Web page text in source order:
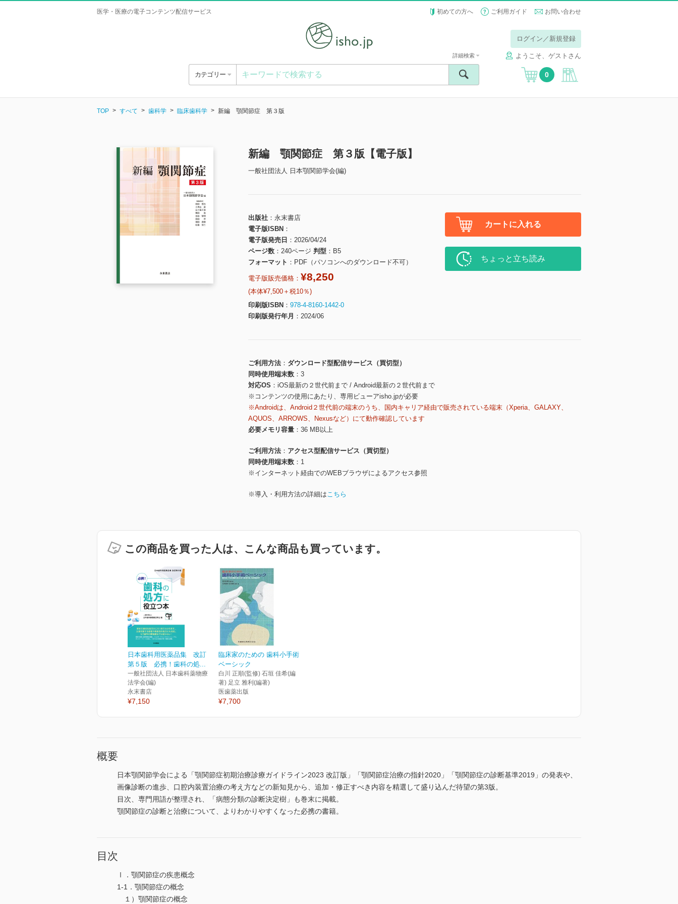
医学・医療の電子コンテンツ配信サービス 初めての方へ ご利用ガイド お問い合わせ
ログイン／新規登録
ようこそ、ゲストさん
カテゴリー
詳細検索
0
TOP すべて 歯科学 臨床歯科学 新編 顎関節症 第３版
新編 顎関節症 第３版【電子版】
一般社団法人 日本顎関節学会(編)
出版社
永末書店
電子版ISBN
電子版発売日
2026/04/24
ページ数
240ページ 判型
B5
フォーマット
PDF（パソコンへのダウンロード不可）
電子版販売価格： ¥8,250
(本体¥7,500＋税10％)
印刷版ISBN
978-4-8160-1442-0
印刷版発行年月
2024/06
カートに入れる
ちょっと立ち読み
ご利用方法
ダウンロード型配信サービス（買切型）
同時使用端末数
3
対応OS
iOS最新の２世代前まで / Android最新の２世代前まで
※コンテンツの使用にあたり、専用ビューアisho.jpが必要
※Androidは、Android２世代前の端末のうち、国内キャリア経由で販売されている端末（Xperia、GALAXY、
AQUOS、ARROWS、Nexusなど）にて動作確認しています
必要メモリ容量
36 MB以上
ご利用方法
アクセス型配信サービス（買切型）
同時使用端末数
1
※インターネット経由でのWEBブラウザによるアクセス参照
※導入・利用方法の詳細はこちら
この商品を買った人は、こんな商品も買っています。
日本歯科用医薬品集 改訂
第５版 必携！歯科の処...
一般社団法人 日本歯科薬物療
法学会(編)
永末書店
¥7,150
臨床家のための 歯科小手術
ベーシック
白川 正順(監修) 石垣 佳希(編
著) 足立 雅利(編著)
医歯薬出版
¥7,700
概要
日本顎関節学会による「顎関節症初期治療診療ガイドライン2023 改訂版」「顎関節症治療の指針2020」「顎関節症の診断基準2019」の発表や、
画像診断の進歩、口腔内装置治療の考え方などの新知見から、追加・修正すべき内容を精選して盛り込んだ待望の第3版。
目次、専門用語が整理され、「病態分類の診断決定樹」も巻末に掲載。
顎関節症の診断と治療について、よりわかりやすくなった必携の書籍。
目次
Ⅰ．顎関節症の疾患概念
1-1．顎関節症の概念
１）顎関節症の概念